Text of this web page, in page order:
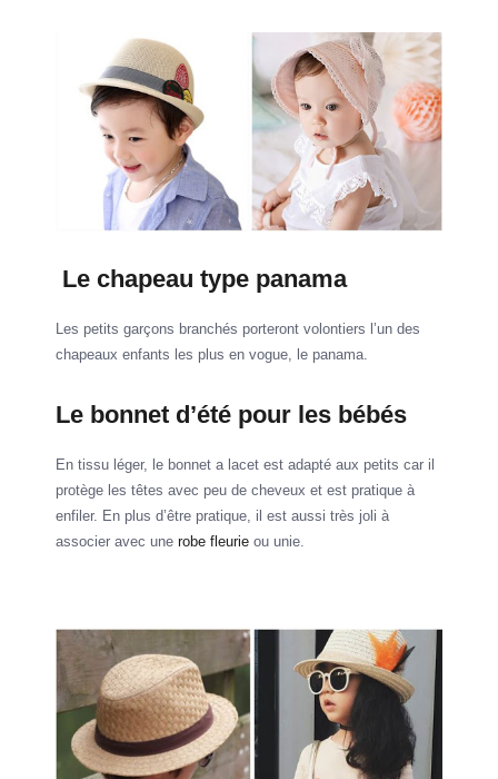
Le chapeau type panama
Les petits garçons branchés porteront volontiers l’un des
chapeaux enfants les plus en vogue, le panama.
Le bonnet d’été pour les bébés
En tissu léger, le bonnet a lacet est adapté aux petits car il
protège les têtes avec peu de cheveux et est pratique à
enfiler. En plus d’être pratique, il est aussi très joli à
associer avec une robe fleurie ou unie.